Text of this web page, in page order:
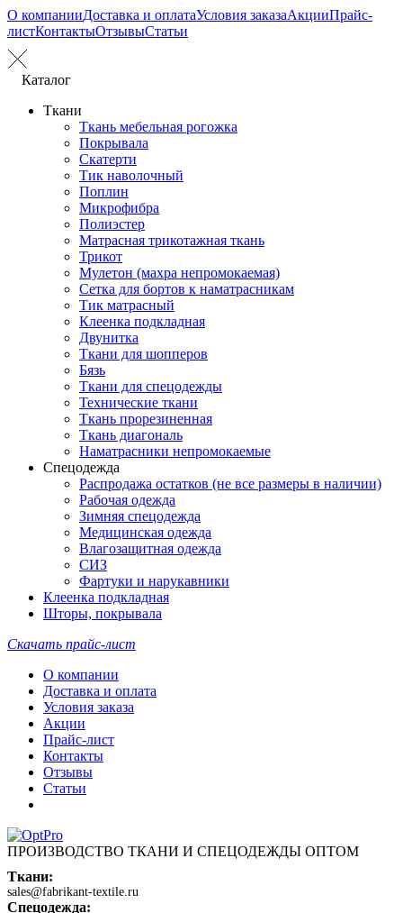
О компанииДоставка и оплатаУсловия заказаАкцииПрайс-
листКонтактыОтзывыСтатьи
Каталог
Ткани
Ткань мебельная рогожка
Покрывала
Скатерти
Тик наволочный
Поплин
Микрофибра
Полиэстер
Матрасная трикотажная ткань
Трикот
Мулетон (махра непромокаемая)
Сетка для бортов к наматрасникам
Тик матрасный
Клеенка подкладная
Двунитка
Ткани для шопперов
Бязь
Ткани для спецодежды
Технические ткани
Ткань прорезиненная
Ткань диагональ
Наматрасники непромокаемые
Спецодежда
Распродажа остатков (не все размеры в наличии)
Рабочая одежда
Зимняя спецодежда
Медицинская одежда
Влагозащитная одежда
СИЗ
Фартуки и нарукавники
Клеенка подкладная
Шторы, покрывала
Скачать прайс-лист
О компании
Доставка и оплата
Условия заказа
Акции
Прайс-лист
Контакты
Отзывы
Статьи
ПРОИЗВОДСТВО ТКАНИ И СПЕЦОДЕЖДЫ ОПТОМ
Ткани:
sales@fabrikant-textile.ru
Спецодежда: